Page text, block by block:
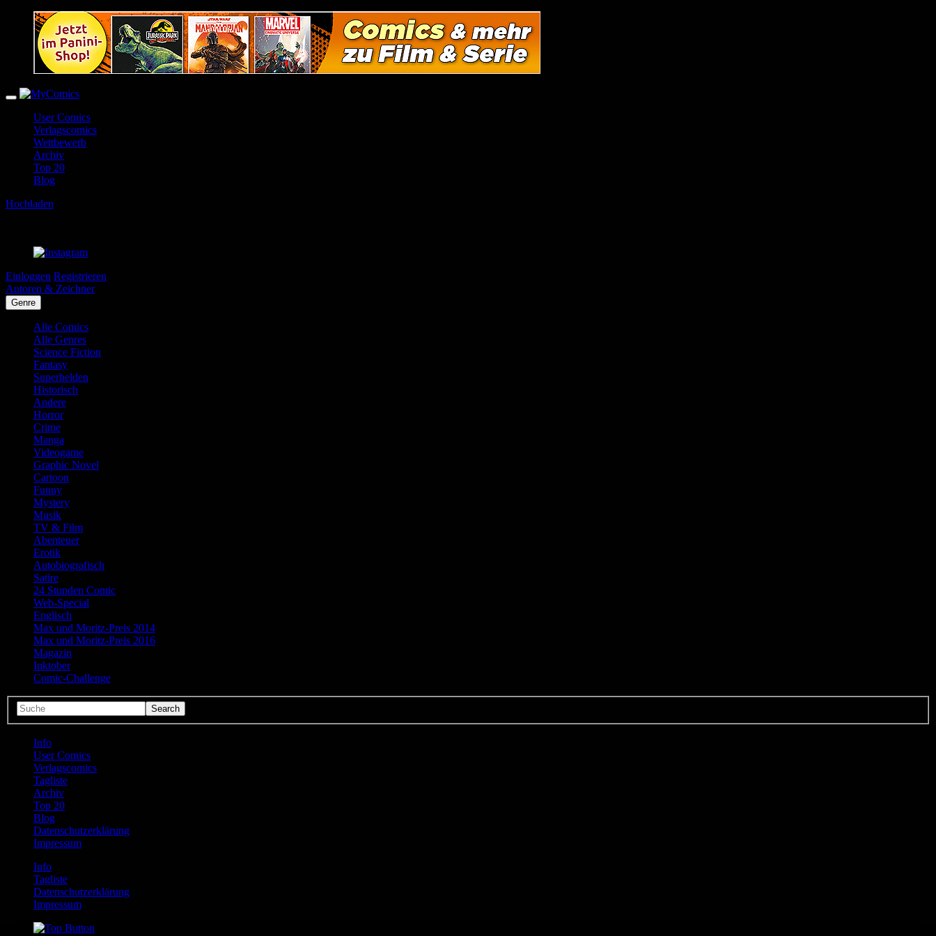
User Comics
Verlagscomics
Wettbewerb
Archiv
Top 20
Blog
Hochladen
Einloggen Registrieren
Autoren & Zeichner
Genre
Alle Comics
Alle Genres
Science Fiction
Fantasy
Superhelden
Historisch
Andere
Horror
Crime
Manga
Videogame
Graphic Novel
Cartoon
Funny
Mystery
Musik
TV & Film
Abenteuer
Erotik
Autobiografisch
Satire
24 Stunden Comic
Web-Special
Englisch
Max und Moritz-Preis 2014
Max und Moritz-Preis 2016
Magazin
Inktober
Comic-Challenge
Info
User Comics
Verlagscomics
Tagliste
Archiv
Top 20
Blog
Datenschutzerklärung
Impressum
Info
Tagliste
Datenschutzerklärung
Impressum